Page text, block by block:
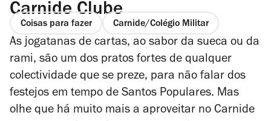
Carnide Clube
Coisas para fazer Carnide/Colégio Militar
As jogatanas de cartas, ao sabor da sueca ou da
rami, são um dos pratos fortes de qualquer
colectividade que se preze, para não falar dos
festejos em tempo de Santos Populares. Mas
olhe que há muito mais a aproveitar no Carnide